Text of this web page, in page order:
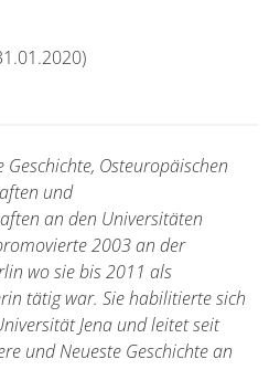
Osteuropäischen
und
an den Universitäten
2003 an der
wo sie bis 2011 als
tätig war. Sie habilitierte sich
Jena und leitet seit
und Neueste Geschichte an